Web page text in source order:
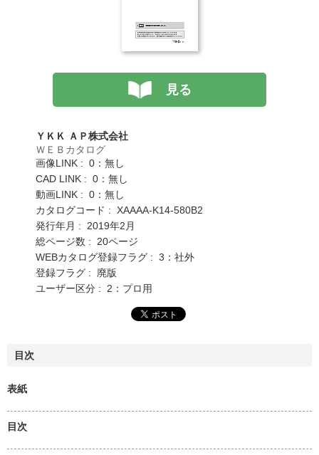
見る
ＹＫＫ ＡＰ株式会社
ＷＥＢカタログ
画像LINK : 0：無し
CAD LINK : 0：無し
動画LINK : 0：無し
カタログコード : XAAAA-K14-580B2
発行年月 : 2019年2月
総ページ数 : 20ページ
WEBカタログ登録フラグ : 3：社外
登録フラグ : 廃版
ユーザー区分 : 2：プロ用
目次
表紙
目次